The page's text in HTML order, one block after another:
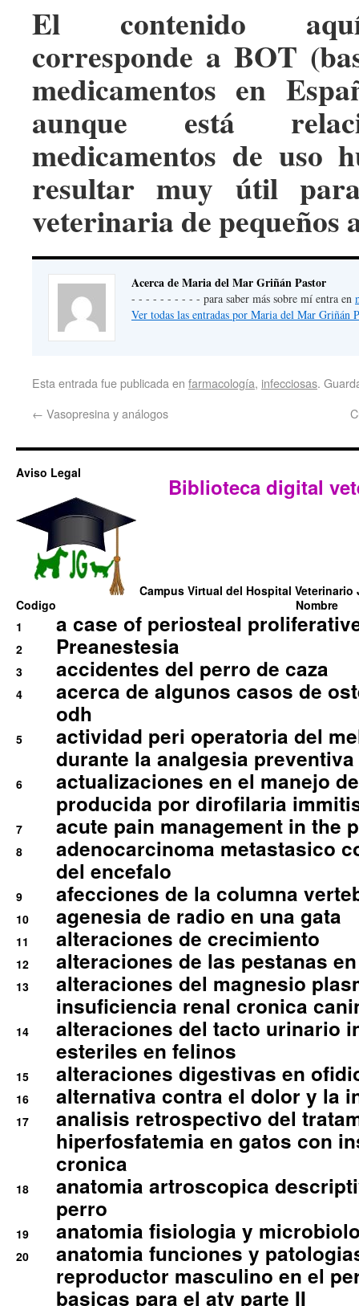
El contenido
corresponde a BOT
medicamentos en
aunque está
medicamentos de uso
resultar muy útil
veterinaria de pequeños
Acerca de Maria del Mar Griñán Pastor
- - - - - - - - - - para saber más sobre mí entra en
Ver todas las entradas por Maria del Mar Griñán
Esta entrada fue publicada en farmacología, infecciosas.
← Vasopresina y análogos
Aviso Legal
Biblioteca digital
Campus Virtual del Hospital Veterinario
Codigo
Nombre
1
a case of periosteal
2 Preanestesia
3 accidentes del perro de caza
4
acerca de algunos casos de
odh
5
actividad peri operatoria del
durante la analgesia
6
actualizaciones en el manejo
producida por dirofilaria
7 acute pain management in the
8
adenocarcinoma metastasico
del encefalo
9 afecciones de la columna
10 agenesia de radio en una gata
11 alteraciones de crecimiento
12 alteraciones de las pestanas
13
alteraciones del magnesio
insuficiencia renal cronica
14
alteraciones del tacto urinario
esteriles en felinos
15 alteraciones digestivas en
16 alternativa contra el dolor y la
17
analisis retrospectivo del
hiperfosfatemia en gatos con
cronica
18
anatomia artroscopica
perro
19 anatomia fisiologia y
20
anatomia funciones y
reproductor masculino en el
basicas para el atv parte II